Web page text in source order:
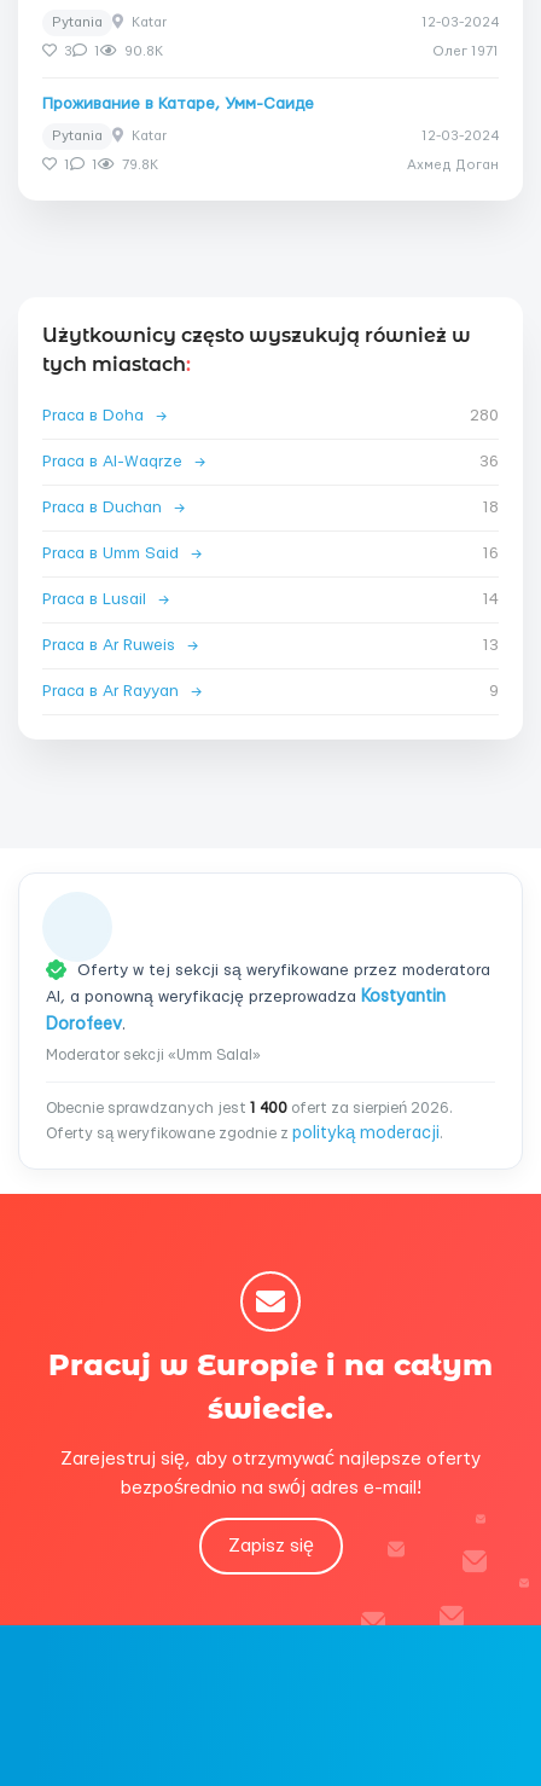
Pytania Katar 12-03-2024
3 1 90.8K Олег 1971
Проживание в Катаре, Умм-Саиде
Pytania Katar 12-03-2024
1 1 79.8K Ахмед Доган
Użytkownicy często wyszukują również w
tych miastach:
Praca в Doha → 280
Praca в Al-Waqrze → 36
Praca в Duchan → 18
Praca в Umm Said → 16
Praca в Lusail → 14
Praca в Ar Ruweis → 13
Praca в Ar Rayyan → 9
Oferty w tej sekcji są weryfikowane przez moderatora
AI, a ponowną weryfikację przeprowadza Kostyantin
Dorofeev.
Moderator sekcji «Umm Salal»
Obecnie sprawdzanych jest 1 400 ofert za sierpień 2026.
Oferty są weryfikowane zgodnie z polityką moderacji.
Pracuj w Europie i na całym
świecie.
Zarejestruj się, aby otrzymywać najlepsze oferty
bezpośrednio na swój adres e-mail!
Zapisz się